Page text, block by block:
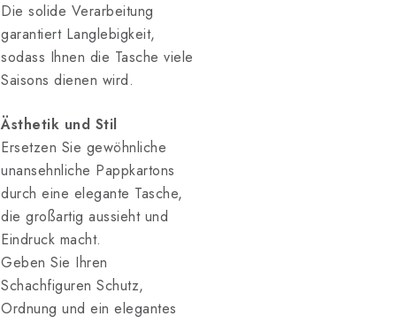
Die solide Verarbeitung
garantiert Langlebigkeit,
sodass Ihnen die Tasche viele
Saisons dienen wird.
Ästhetik und Stil
Ersetzen Sie gewöhnliche
unansehnliche Pappkartons
durch eine elegante Tasche,
die großartig aussieht und
Eindruck macht.
Geben Sie Ihren
Schachfiguren Schutz,
Ordnung und ein elegantes